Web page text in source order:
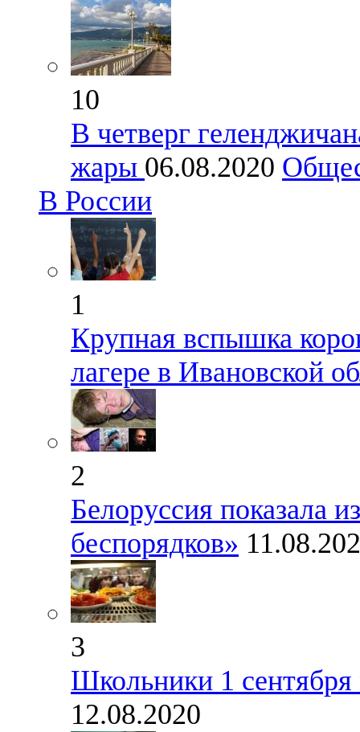
10
В четверг
жары 06.08.2020
В России
1
Крупная вспышка
лагере в Ивановской
2
Белоруссия показала
беспорядков»
3
Школьники 1 сентября
12.08.2020